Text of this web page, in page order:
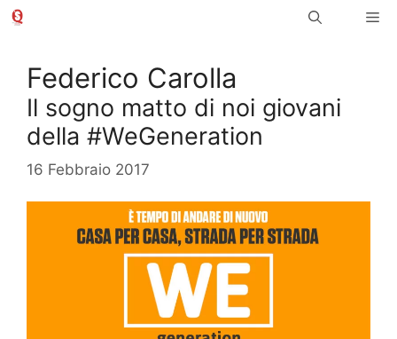
Vai
Federico Carolla
Il sogno matto di noi giovani
della #WeGeneration
16 Febbraio 2017